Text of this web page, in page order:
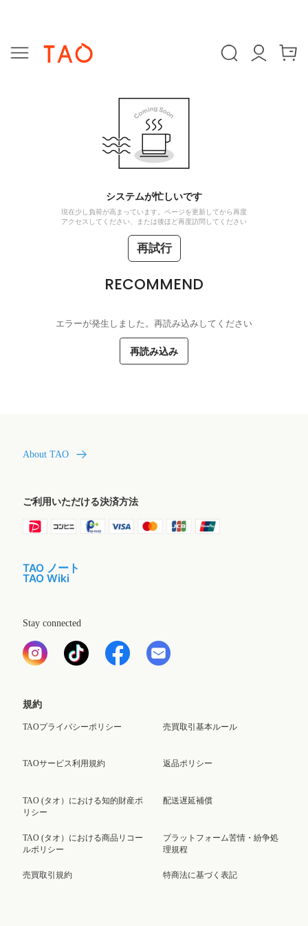
システムが忙しいです
現在少し負荷が高まっています。ページを更新してから再度
アクセスしてください、または後ほど再度訪問してください
再試行
RECOMMEND
エラーが発生しました。再読み込みしてください
再読み込み
About TAO
ご利用いただける決済方法
TAO ノート
TAO Wiki
Stay connected
規約
TAOプライバシーポリシー
TAOサービス利用規約
TAO (タオ）における知的財産ポ
リシー
TAO (タオ）における商品リコー
ルポリシー
売買取引規約
売買取引基本ルール
返品ポリシー
配送遅延補償
プラットフォーム苦情・紛争処
理規程
特商法に基づく表記